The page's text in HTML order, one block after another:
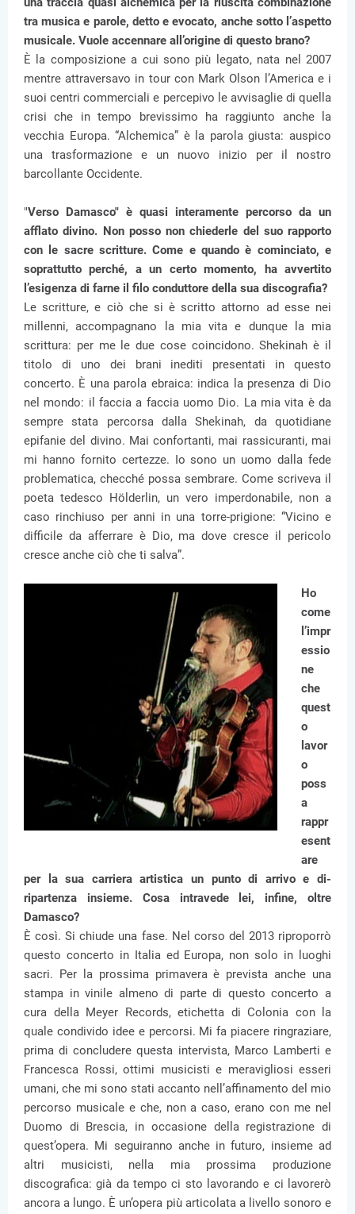
tra musica e parole, detto e evocato, anche sotto l’aspetto
musicale. Vuole accennare all’origine di questo brano?
È la composizione a cui sono più legato, nata nel 2007
mentre attraversavo in tour con Mark Olson l’America e i
suoi centri commerciali e percepivo le avvisaglie di quella
crisi che in tempo brevissimo ha raggiunto anche la
vecchia Europa. “Alchemica” è la parola giusta: auspico
una trasformazione e un nuovo inizio per il nostro
barcollante Occidente.
"Verso Damasco" è quasi interamente percorso da un
afflato divino. Non posso non chiederle del suo rapporto
con le sacre scritture. Come e quando è cominciato, e
soprattutto perché, a un certo momento, ha avvertito
l’esigenza di farne il filo conduttore della sua discografia?
Le scritture, e ciò che si è scritto attorno ad esse nei
millenni, accompagnano la mia vita e dunque la mia
scrittura: per me le due cose coincidono. Shekinah è il
titolo di uno dei brani inediti presentati in questo
concerto. È una parola ebraica: indica la presenza di Dio
nel mondo: il faccia a faccia uomo Dio. La mia vita è da
sempre stata percorsa dalla Shekinah, da quotidiane
epifanie del divino. Mai confortanti, mai rassicuranti, mai
mi hanno fornito certezze. Io sono un uomo dalla fede
problematica, checché possa sembrare. Come scriveva il
poeta tedesco Hölderlin, un vero imperdonabile, non a
caso rinchiuso per anni in una torre-prigione: “Vicino e
difficile da afferrare è Dio, ma dove cresce il pericolo
cresce anche ciò che ti salva”.
Ho
come
l’impr
essio
ne
che
quest
o
lavor
o
poss
a
rappr
esent
are
per la sua carriera artistica un punto di arrivo e di-
ripartenza insieme. Cosa intravede lei, infine, oltre
Damasco?
È così. Si chiude una fase. Nel corso del 2013 riproporrò
questo concerto in Italia ed Europa, non solo in luoghi
sacri. Per la prossima primavera è prevista anche una
stampa in vinile almeno di parte di questo concerto a
cura della Meyer Records, etichetta di Colonia con la
quale condivido idee e percorsi. Mi fa piacere ringraziare,
prima di concludere questa intervista, Marco Lamberti e
Francesca Rossi, ottimi musicisti e meravigliosi esseri
umani, che mi sono stati accanto nell’affinamento del mio
percorso musicale e che, non a caso, erano con me nel
Duomo di Brescia, in occasione della registrazione di
quest’opera. Mi seguiranno anche in futuro, insieme ad
altri musicisti, nella mia prossima produzione
discografica: già da tempo ci sto lavorando e ci lavorerò
ancora a lungo. È un’opera più articolata a livello sonoro e